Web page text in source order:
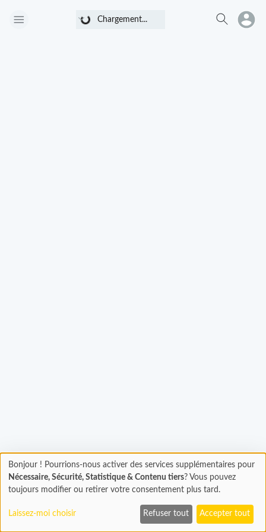
Chargement...
Chargement...Chargement
En cours...
Bonjour ! Pourrions-nous activer des services supplémentaires pour
Nécessaire, Sécurité, Statistique & Contenu tiers? Vous pouvez
toujours modifier ou retirer votre consentement plus tard.
Laissez-moi choisir Refuser tout Accepter tout